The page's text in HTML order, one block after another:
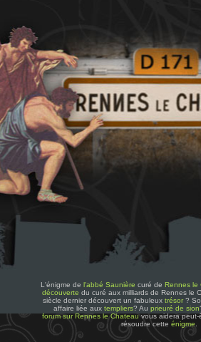
L'énigme de l'abbé Saunière curé de Rennes le
découverte du curé aux milliards de Rennes le
siècle dernier découvert un fabuleux trésor?
affaire liée aux templiers? Au prieuré de sion
forum sur Rennes le Chateauvous aidera peut-
résoudre cetteénigme